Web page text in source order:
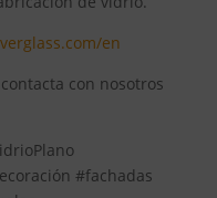
en
con nosotros
#fachadas